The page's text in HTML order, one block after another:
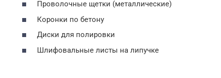
Проволочные щетки (металлические)
Коронки по бетону
Диски для полировки
Шлифовальные листы на липучке